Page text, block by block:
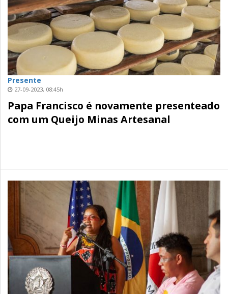
Presente
27-09-2023, 08:45h
Papa Francisco é novamente presenteado
com um Queijo Minas Artesanal